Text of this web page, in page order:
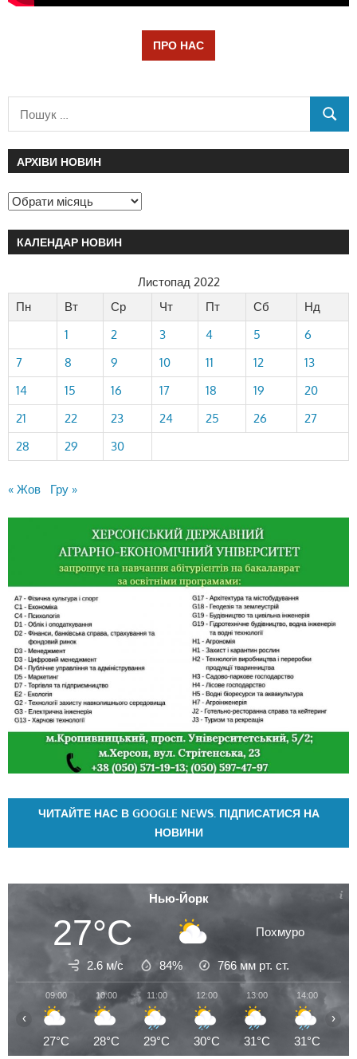
ПРО НАС
АРХІВИ НОВИН
КАЛЕНДАР НОВИН
Листопад 2022
Пн
Вт Ср Чт Пт Сб
Нд
1
2 3 4 5
6
7
8 9 10 11 12
13
14
15 16 17 18 19
20
21
22 23 24 25 26
27
28
29 30
« Жов Гру »
ЧИТАЙТЕ НАС В GOOGLE NEWS. ПІДПИСАТИСЯ НА
НОВИНИ
Нью-Йорк
27°C Похмуро
2.6 м/с 84% 766 мм рт. ст.
09:00
27°C
10:00
28°C
11:00
29°C
12:00
30°C
13:00
31°C
14:00
31°C
‹ ›